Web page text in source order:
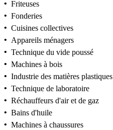
• Friteuses
• Fonderies
• Cuisines collectives
• Appareils ménagers
• Technique du vide poussé
• Machines à bois
• Industrie des matières plastiques
• Technique de laboratoire
• Réchauffeurs d'air et de gaz
• Bains d'huile
• Machines à chaussures